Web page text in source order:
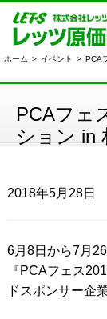
ホーム > イベント > PCA
PCAフェ
ション in
2018年5月28日
6月8日から7月
『PCAフェス
ドスポンサー企